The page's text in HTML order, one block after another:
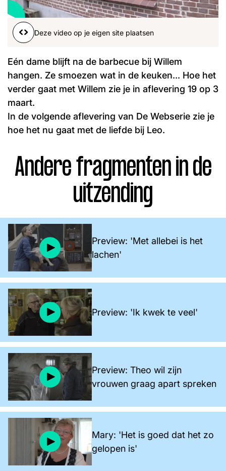
Word lid
Facebook
Instagram
John Julius Martijn
Nieuws Nieuwsbrief
Uitzendingen
Deze video op je eigen site plaatsen
Eén dame blijft na de barbecue bij Willem
hangen. Ze smoezen wat in de keuken... Hoe het
verder gaat met Willem zie je in aflevering 19 op 3
maart.
In de volgende aflevering van De Webserie zie je
hoe het nu gaat met de liefde bij Leo.
Andere fragmenten in de
uitzending
Preview: 'Met allebei is het
lachen'
Preview: 'Ik kwek te veel'
Preview: Theo wil zijn
vrouwen graag apart spreken
Mary: 'Het is goed dat het zo
gelopen is'